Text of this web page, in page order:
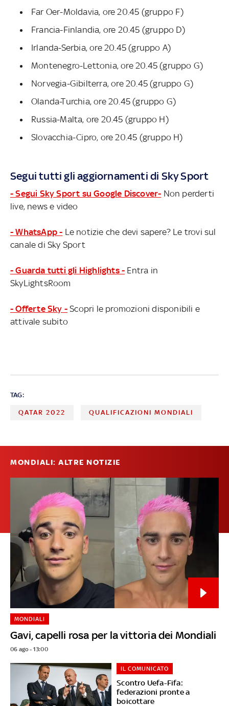
Far Oer-Moldavia, ore 20.45 (gruppo F)
Francia-Finlandia, ore 20.45 (gruppo D)
Irlanda-Serbia, ore 20.45 (gruppo A)
Montenegro-Lettonia, ore 20.45 (gruppo G)
Norvegia-Gibilterra, ore 20.45 (gruppo G)
Olanda-Turchia, ore 20.45 (gruppo G)
Russia-Malta, ore 20.45 (gruppo H)
Slovacchia-Cipro, ore 20.45 (gruppo H)
Segui tutti gli aggiornamenti di Sky Sport
- Segui Sky Sport su Google Discover- Non perderti
live, news e video
- WhatsApp - Le notizie che devi sapere? Le trovi sul
canale di Sky Sport
- Guarda tutti gli Highlights - Entra in
SkyLightsRoom
- Offerte Sky - Scopri le promozioni disponibili e
attivale subito
TAG:
QATAR 2022 QUALIFICAZIONI MONDIALI
MONDIALI: ALTRE NOTIZIE
Gavi, capelli rosa per la vittoria dei Mondiali
MONDIALI
06 ago - 13:00
Scontro Uefa-Fifa:
federazioni pronte a
boicottare
IL COMUNICATO